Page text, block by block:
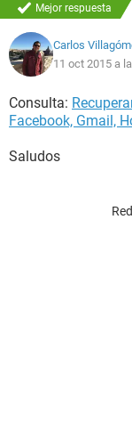
Mejor respuesta
Carlos
11 oct 2015 a
Consulta:
Facebook, Gmail,
Saludos